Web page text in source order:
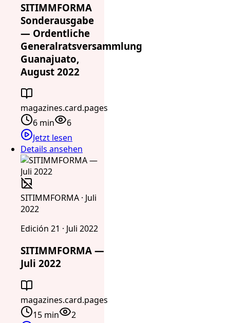
SITIMMFORMA
Sonderausgabe
— Ordentliche
Generalratsversammlung
Guanajuato,
August 2022
magazines.card.pages
6 min
6
Jetzt lesen
Details ansehen
SITIMMFORMA · Juli
2022
Edición 21 · Juli 2022
SITIMMFORMA —
Juli 2022
magazines.card.pages
15 min
2